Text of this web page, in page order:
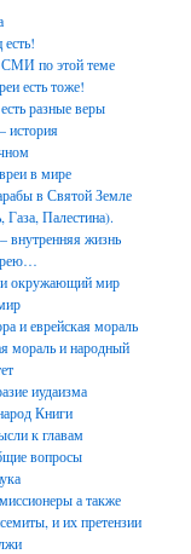
есть!
СМИ по этой теме
есть тоже!
разные веры
история
в мире
в Святой Земле
Газа, Палестина).
внутренняя жизнь
окружающий мир
и еврейская мораль
мораль и народный
иудаизма
Книги
к главам
вопросы
а также
и их претензии